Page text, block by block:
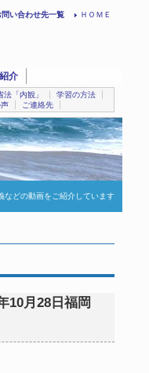
ＨＯＭＥ
問い合わせ先一覧
介
法「内観」
学習の方法
ご連絡先
などの動画をご紹介しています
10月28日福岡